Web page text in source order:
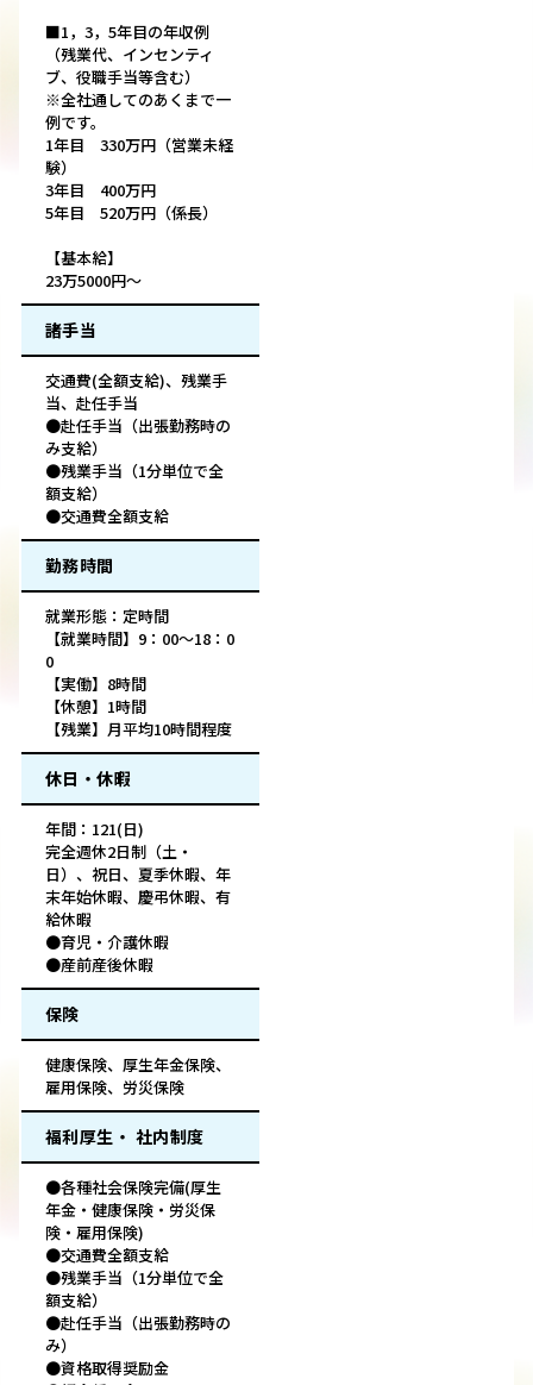
■1，3，5年目の年収例
（残業代、インセンティ
ブ、役職手当等含む）
※全社通してのあくまで一
例です。
1年目 330万円（営業未経
験）
3年目 400万円
5年目 520万円（係長）
【基本給】
23万5000円～
諸手当
交通費(全額支給)、残業手
当、赴任手当
●赴任手当（出張勤務時の
み支給）
●残業手当（1分単位で全
額支給）
●交通費全額支給
勤務時間
就業形態：定時間
【就業時間】9：00～18：0
0
【実働】8時間
【休憩】1時間
【残業】月平均10時間程度
休日・休暇
年間：121(日)
完全週休2日制（土・
日）、祝日、夏季休暇、年
末年始休暇、慶弔休暇、有
給休暇
●育児・介護休暇
●産前産後休暇
保険
健康保険、厚生年金保険、
雇用保険、労災保険
福利厚生・ 社内制度
●各種社会保険完備(厚生
年金・健康保険・労災保
険・雇用保険)
●交通費全額支給
●残業手当（1分単位で全
額支給）
●赴任手当（出張勤務時の
み）
●資格取得奨励金